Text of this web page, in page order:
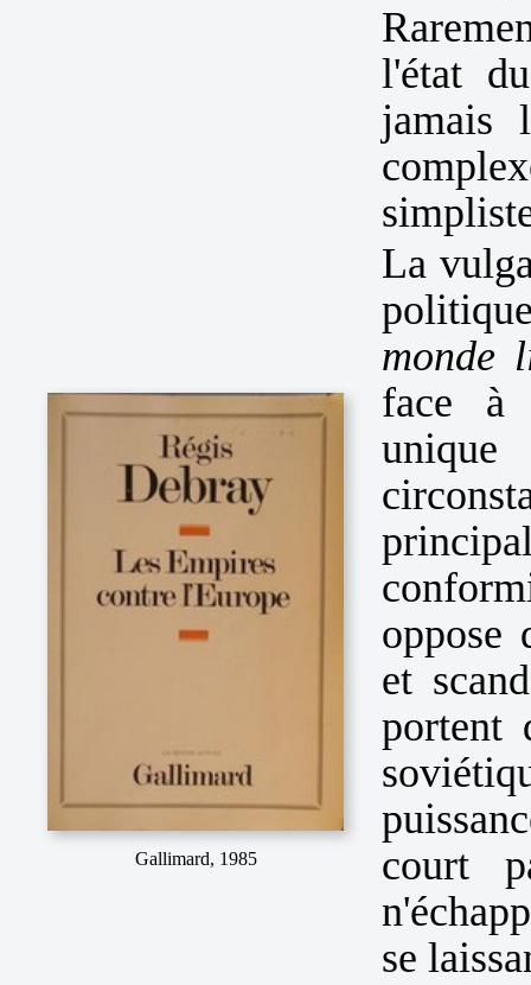
Gallimard, 1985
l'état
jamais
La
monde
face à
oppose
et
portent
court
se